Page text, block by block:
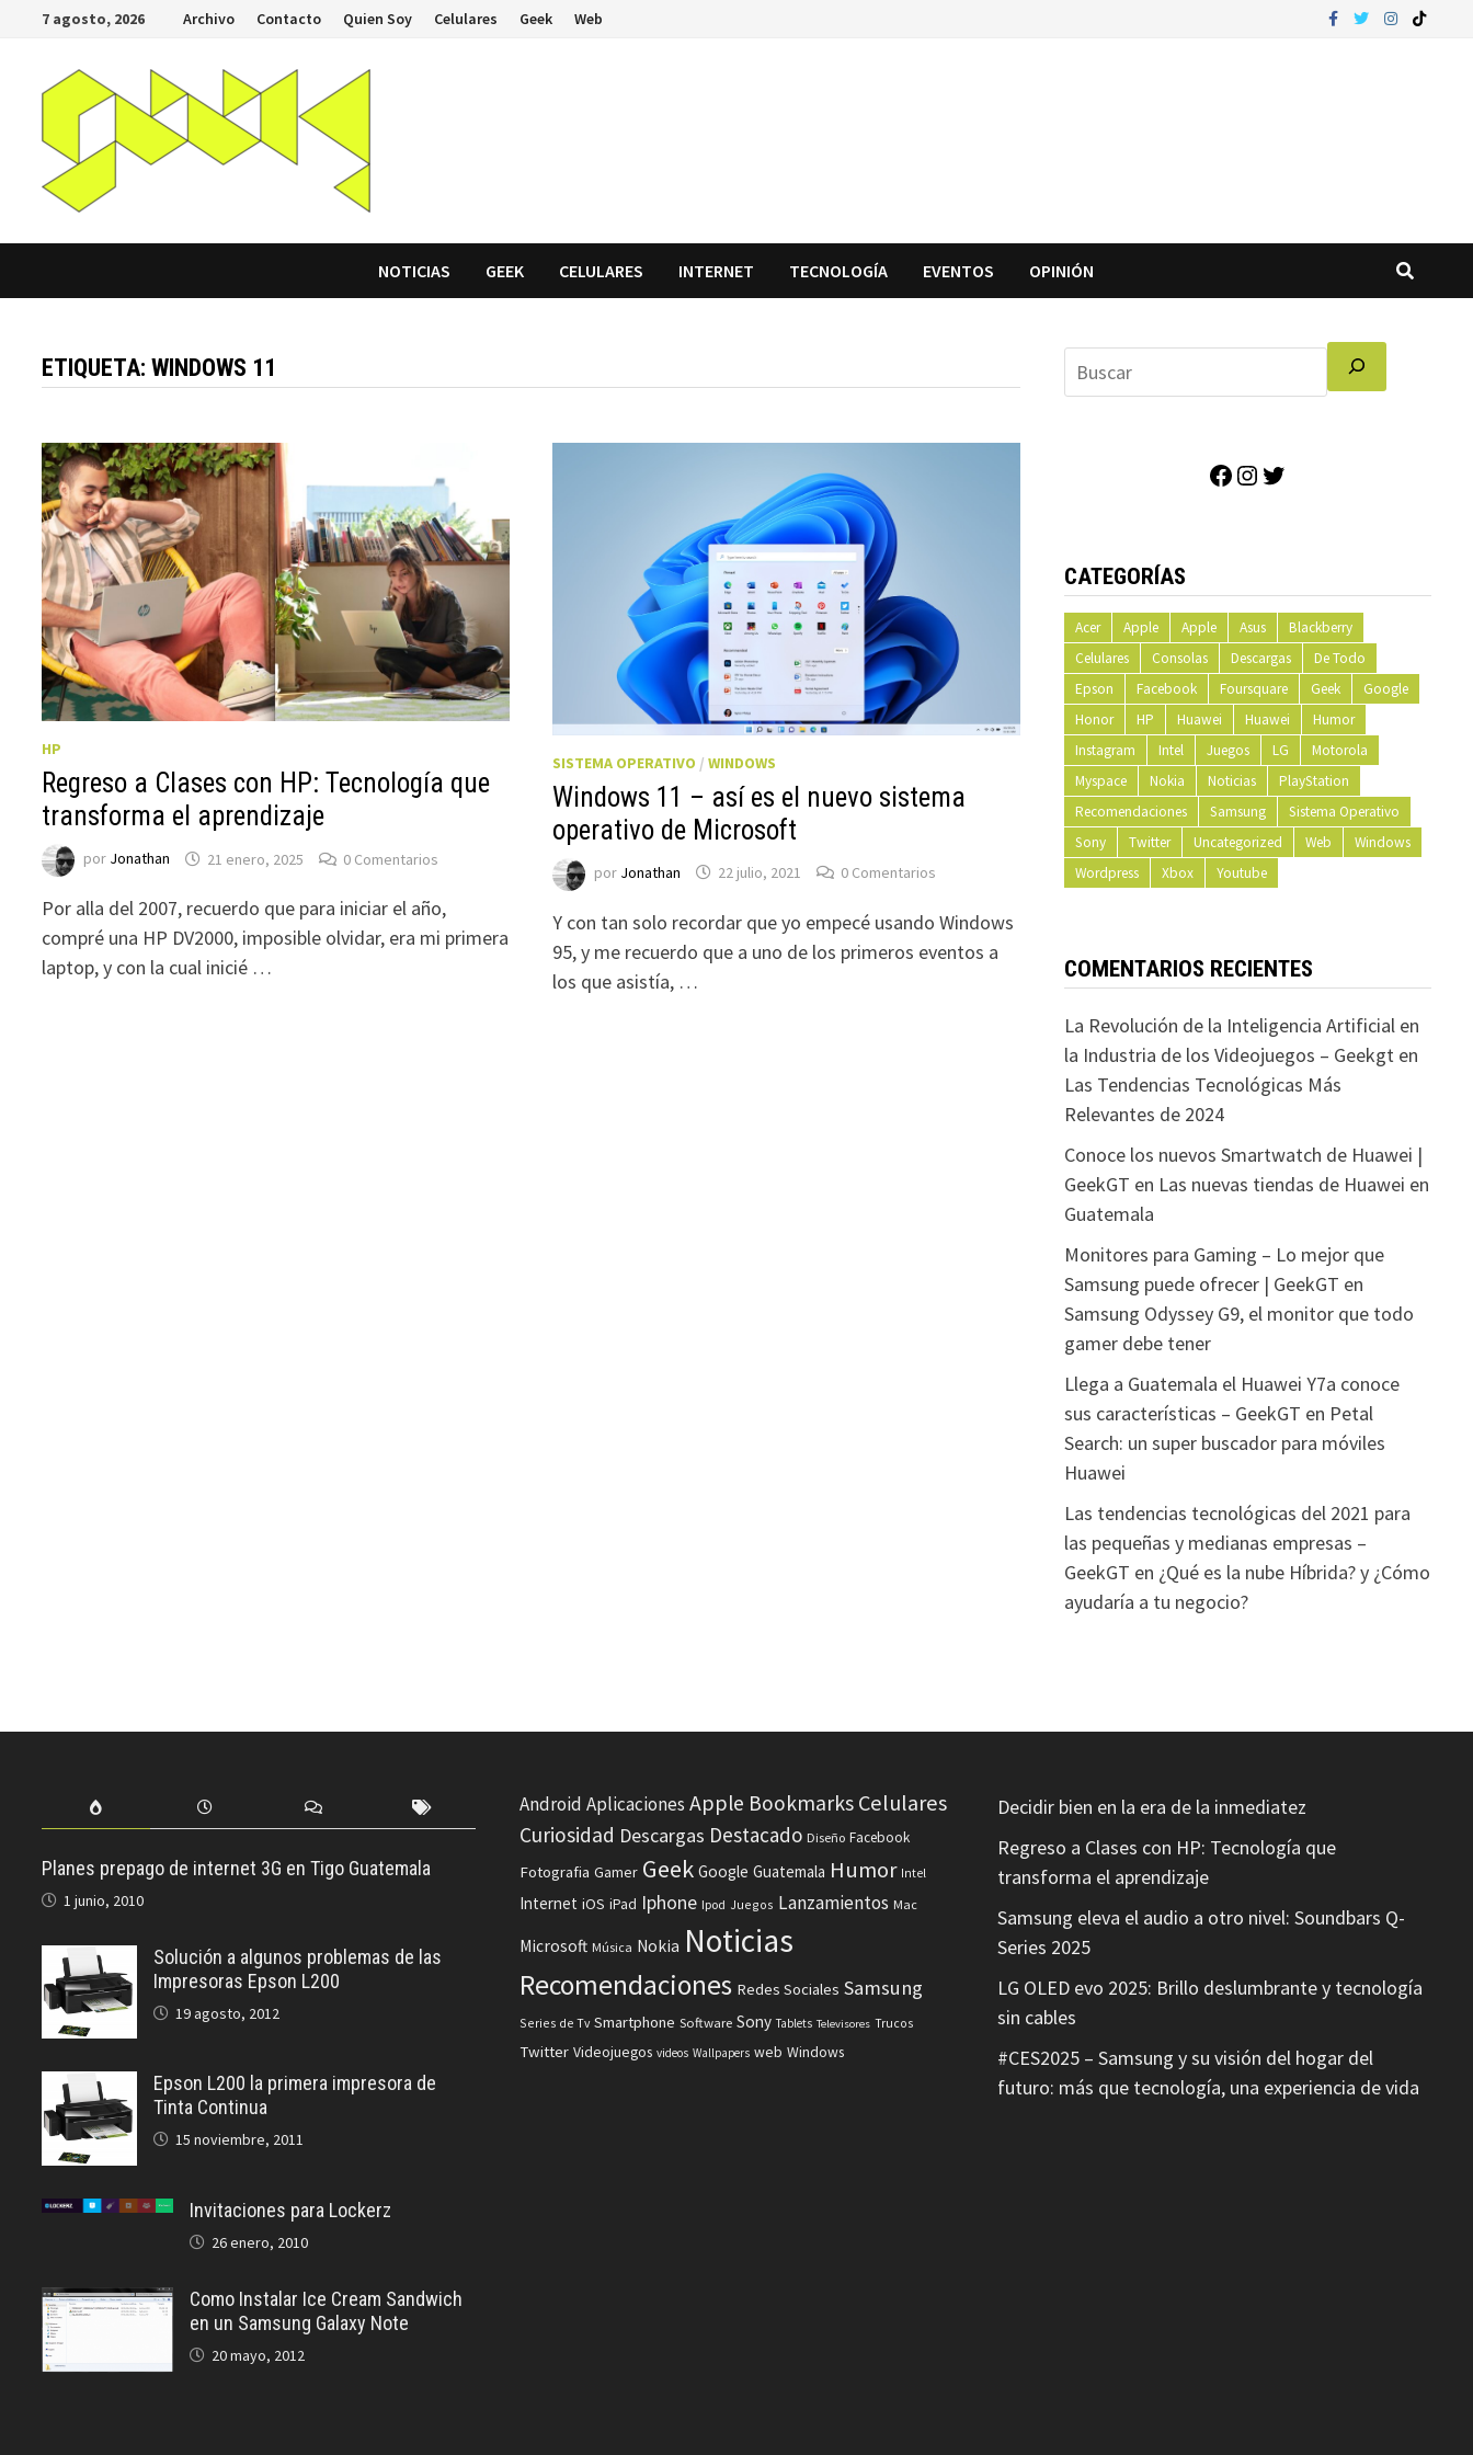
Saltar
contenido
7 agosto, 2026 Archivo Contacto Quien Soy Celulares Geek Web
NOTICIAS GEEK CELULARES INTERNET TECNOLOGÍA EVENTOS OPINIÓN
ETIQUETA:WINDOWS 11
HP
Regreso a Clases con HP: Tecnología que
transforma el aprendizaje
por Jonathan 21 enero, 2025 0 Comentarios
Por alla del 2007, recuerdo que para iniciar el año,
compré una HP DV2000, imposible olvidar, era mi primera
laptop, y con la cual inicié …
SISTEMA OPERATIVO / WINDOWS
Windows 11 – así es el nuevo sistema
operativo de Microsoft
por Jonathan 22 julio, 2021 0 Comentarios
Y con tan solo recordar que yo empecé usando Windows
95, y me recuerdo que a uno de los primeros eventos a
los que asistía, …
Facebook
Instagram
CATEGORÍAS
Acer Apple Apple Asus
Blackberry
Celulares
Consolas Descargas
De Todo
Epson
Facebook Foursquare Geek
Google
Honor
HP Huawei Huawei
Humor
Instagram
Intel Juegos LG
Motorola
Myspace
Nokia Noticias
PlayStation
Recomendaciones
Samsung
Sistema Operativo
Sony
Twitter Uncategorized Web
Windows
Wordpress
Xbox Youtube
COMENTARIOS RECIENTES
La Revolución de la Inteligencia Artificial en
la Industria de los Videojuegos – Geekgten
Las Tendencias Tecnológicas Más
Relevantes de 2024
Conoce los nuevos Smartwatch de Huawei |
GeekGT en Las nuevas tiendas de Huawei en
Guatemala
Monitores para Gaming – Lo mejor que
Samsung puede ofrecer | GeekGT en
Samsung Odyssey G9, el monitor que todo
gamer debe tener
Llega a Guatemala el Huawei Y7a conoce
sus características – GeekGT en Petal
Search: un super buscador para móviles
Huawei
Las tendencias tecnológicas del 2021 para
las pequeñas y medianas empresas –
GeekGT en ¿Qué es la nube Híbrida? y ¿Cómo
ayudaría a tu negocio?
Planes prepago de internet 3G en Tigo Guatemala
1 junio, 2010
Solución a algunos problemas de las
Impresoras Epson L200
19 agosto, 2012
Epson L200 la primera impresora de
Tinta Continua
15 noviembre, 2011
Invitaciones para Lockerz
26 enero, 2010
Como Instalar Ice Cream Sandwich
en un Samsung Galaxy Note
20 mayo, 2012
Android Aplicaciones Apple Bookmarks Celulares
Curiosidad Descargas Destacado Diseño Facebook
Fotografia Gamer Geek Google Guatemala Humor Intel
Internet iOS iPad Iphone Ipod Juegos Lanzamientos Mac
Microsoft Música Nokia Noticias
Recomendaciones Redes Sociales Samsung
Series de Tv Smartphone Software Sony Tablets Televisores Trucos
Twitter Videojuegos videos Wallpapers web Windows
Decidir bien en la era de la inmediatez
Regreso a Clases con HP: Tecnología que
transforma el aprendizaje
Samsung eleva el audio a otro nivel: Soundbars Q-
Series 2025
LG OLED evo 2025: Brillo deslumbrante y tecnología
sin cables
#CES2025 – Samsung y su visión del hogar del
futuro: más que tecnología, una experiencia de vida